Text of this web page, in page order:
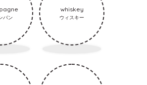
パン
whiskey
ウィスキー